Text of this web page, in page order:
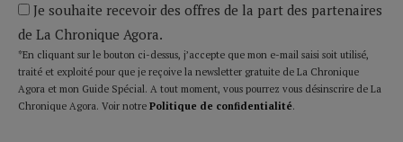
Je souhaite recevoir des offres de la part des partenaires
de La Chronique Agora.
*En cliquant sur le bouton ci-dessus, j’accepte que mon e-mail saisi soit utilisé,
traité et exploité pour que je reçoive la newsletter gratuite de La Chronique
Agora et mon Guide Spécial. A tout moment, vous pourrez vous désinscrire de La
Chronique Agora. Voir notre Politique de confidentialité.